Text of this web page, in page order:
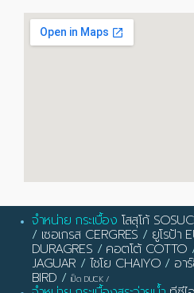
จำหน่าย กระเบื้อง โสสุโก้
/ เซอเกรส CERGRES / ยูโรป้า
DURAGRES / คอตโต้ COTTO
JAGUAR / ไชโย CHAIYO / อา
BIRD / เป็ด DUCK /